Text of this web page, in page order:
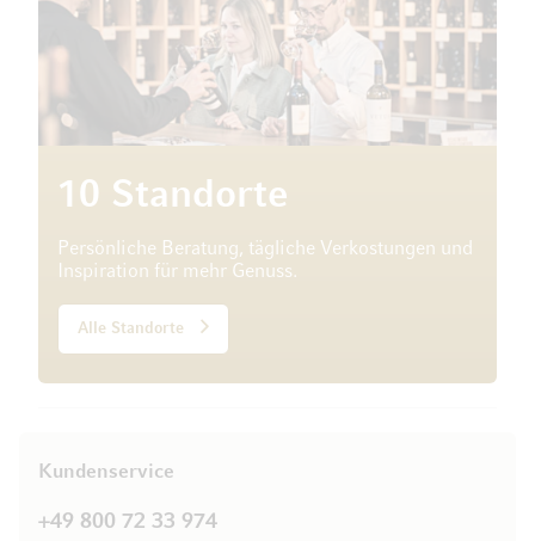
10 Standorte
Persönliche Beratung, tägliche Verkostungen und
Inspiration für mehr Genuss.
Alle Standorte
Kundenservice
+49 800 72 33 974